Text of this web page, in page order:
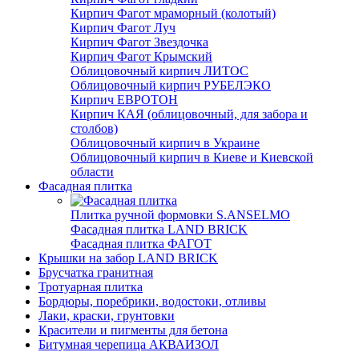
Кирпич Фагот мраморный (колотый)
Кирпич Фагот Луч
Кирпич Фагот Звездочка
Кирпич Фагот Крымский
Облицовочный кирпич ЛИТОС
Облицовочный кирпич РУБЕЛЭКО
Кирпич ЕВРОТОН
Кирпич КАЯ (облицовочный, для забора и
столбов)
Облицовочный кирпич в Украине
Облицовочный кирпич в Киеве и Киевской
области
Фасадная плитка
Плитка ручной формовки S.ANSELMO
Фасадная плитка LAND BRICK
Фасадная плитка ФАГОТ
Крышки на забор LAND BRICK
Брусчатка гранитная
Тротуарная плитка
Бордюры, поребрики, водостоки, отливы
Лаки, краски, грунтовки
Красители и пигменты для бетона
Битумная черепица АКВАИЗОЛ